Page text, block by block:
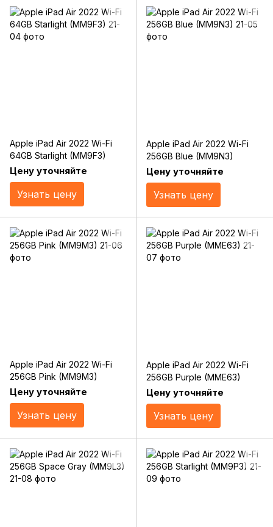
Apple iPad Air 2022 Wi-Fi
64GB Starlight (MM9F3)
Цену уточняйте
Узнать цену
Apple iPad Air 2022 Wi-Fi
256GB Blue (MM9N3)
Цену уточняйте
Узнать цену
Apple iPad Air 2022 Wi-Fi
256GB Pink (MM9M3)
Цену уточняйте
Узнать цену
Apple iPad Air 2022 Wi-Fi
256GB Purple (MME63)
Цену уточняйте
Узнать цену